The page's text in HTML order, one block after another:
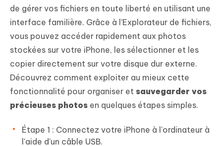
de gérer vos fichiers en toute liberté en utilisant une
interface familière. Grâce à l'Explorateur de fichiers,
vous pouvez accéder rapidement aux photos
stockées sur votre iPhone, les sélectionner et les
copier directement sur votre disque dur externe.
Découvrez comment exploiter au mieux cette
fonctionnalité pour organiser et sauvegarder vos
précieuses photos en quelques étapes simples.
Étape 1 : Connectez votre iPhone à l'ordinateur à
l'aide d'un câble USB.